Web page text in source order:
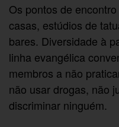
Os pontos de
casas, estúdios de
bares. Diversidade à
linha evangélica
membros a não
não usar drogas, não
discriminar ninguém.